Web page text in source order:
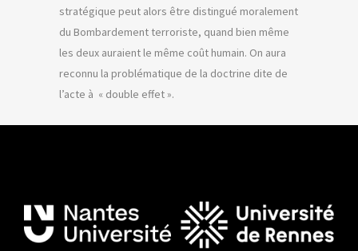
stratégique peut alors être distingué moralement
du Bombardement terroriste, quand bien même
les deux auraient le même coût humain. On aura
reconnu la problématique de la doctrine dite de
l’acte à « double effet ».